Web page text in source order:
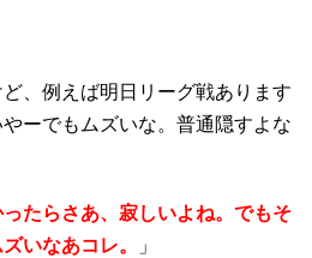
ど、例えば明日リーグ戦あります
ーでもムズいな。普通隠すよな
たらさあ、寂しいよね。でもそ
いなあコレ。
」